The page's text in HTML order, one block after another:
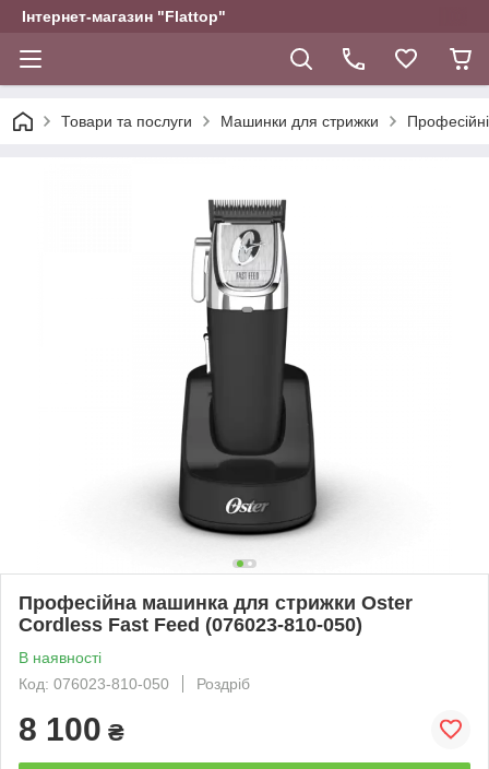
Інтернет-магазин "Flattop"
Товари та послуги Машинки для стрижки
Професійна машинка для стрижки Oster
Cordless Fast Feed (076023-810-050)
В наявності
Код: 076023-810-050
Роздріб
8 100 ₴